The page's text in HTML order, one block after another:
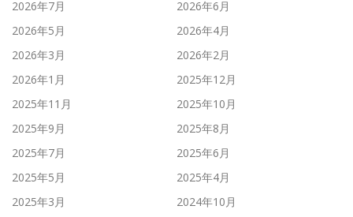
2026年7月
2026年6月
2026年5月
2026年4月
2026年3月
2026年2月
2026年1月
2025年12月
2025年11月
2025年10月
2025年9月
2025年8月
2025年7月
2025年6月
2025年5月
2025年4月
2025年3月
2024年10月